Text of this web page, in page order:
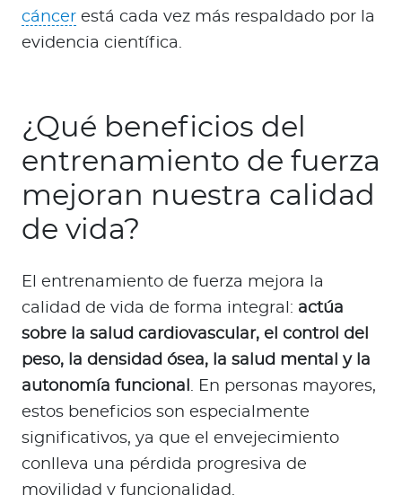
cáncer está cada vez más respaldado por la
evidencia científica.
¿Qué beneficios del
entrenamiento de fuerza
mejoran nuestra calidad
de vida?
El entrenamiento de fuerza mejora la
calidad de vida de forma integral: actúa
sobre la salud cardiovascular, el control del
peso, la densidad ósea, la salud mental y la
autonomía funcional . En personas mayores,
estos beneficios son especialmente
significativos, ya que el envejecimiento
conlleva una pérdida progresiva de
movilidad y funcionalidad.